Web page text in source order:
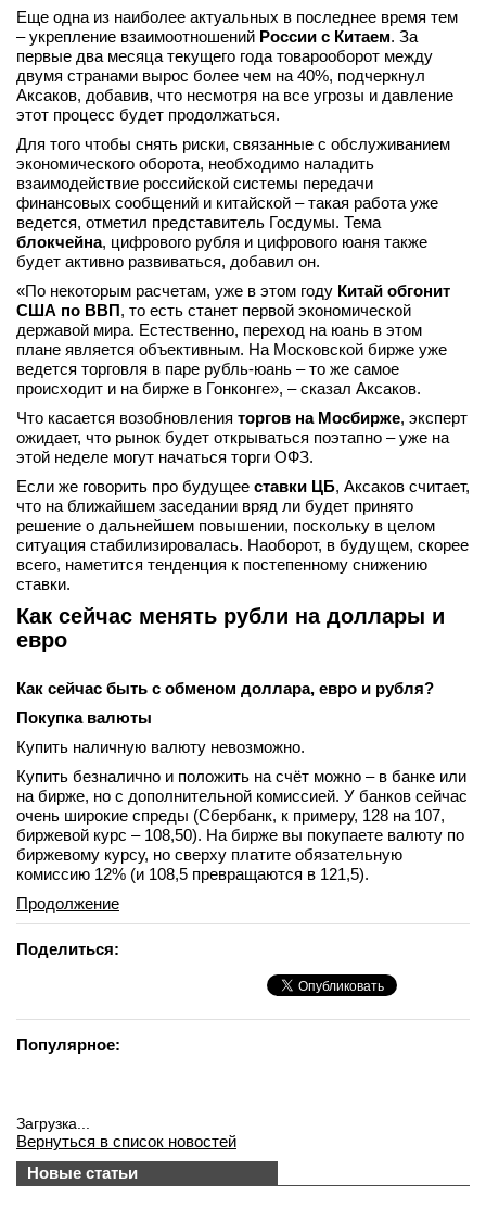
Еще одна из наиболее актуальных в последнее время тем
– укрепление взаимоотношений России с Китаем. За
первые два месяца текущего года товарооборот между
двумя странами вырос более чем на 40%, подчеркнул
Аксаков, добавив, что несмотря на все угрозы и давление
этот процесс будет продолжаться.
Для того чтобы снять риски, связанные с обслуживанием
экономического оборота, необходимо наладить
взаимодействие российской системы передачи
финансовых сообщений и китайской – такая работа уже
ведется, отметил представитель Госдумы. Тема
блокчейна, цифрового рубля и цифрового юаня также
будет активно развиваться, добавил он.
«По некоторым расчетам, уже в этом году Китай обгонит
США по ВВП, то есть станет первой экономической
державой мира. Естественно, переход на юань в этом
плане является объективным. На Московской бирже уже
ведется торговля в паре рубль-юань – то же самое
происходит и на бирже в Гонконге», – сказал Аксаков.
Что касается возобновления торгов на Мосбирже, эксперт
ожидает, что рынок будет открываться поэтапно – уже на
этой неделе могут начаться торги ОФЗ.
Если же говорить про будущее ставки ЦБ, Аксаков считает,
что на ближайшем заседании вряд ли будет принято
решение о дальнейшем повышении, поскольку в целом
ситуация стабилизировалась. Наоборот, в будущем, скорее
всего, наметится тенденция к постепенному снижению
ставки.
Как сейчас менять рубли на доллары и
евро
Как сейчас быть с обменом доллара, евро и рубля?
Покупка валюты
Купить наличную валюту невозможно.
Купить безналично и положить на счёт можно – в банке или
на бирже, но с дополнительной комиссией. У банков сейчас
очень широкие спреды (Сбербанк, к примеру, 128 на 107,
биржевой курс – 108,50). На бирже вы покупаете валюту по
биржевому курсу, но сверху платите обязательную
комиссию 12% (и 108,5 превращаются в 121,5).
Продолжение
Поделиться:
Популярное:
Загрузка...
Вернуться в список новостей
Новые статьи